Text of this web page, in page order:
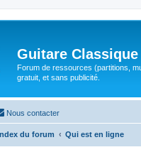
Guitare Classique
Forum de ressources (partitions,
gratuit, et sans publicité.
Nous contacter
du forum Qui est en ligne